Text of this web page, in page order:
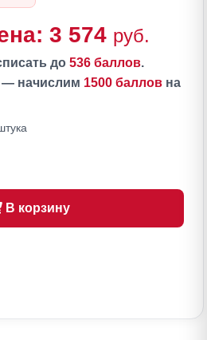
3 574 руб.
до 536 баллов.
— начислим 1500 баллов на
В корзину